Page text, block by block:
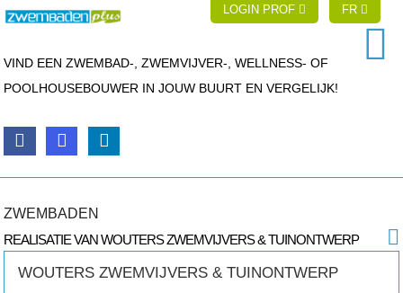
LOGIN PROF FR
VIND EEN ZWEMBAD-, ZWEMVIJVER-, WELLNESS- OF
POOLHOUSEBOUWER IN JOUW BUURT EN VERGELIJK!
ZWEMBADEN
REALISATIE VAN WOUTERS ZWEMVIJVERS & TUINONTWERP
WOUTERS ZWEMVIJVERS & TUINONTWERP